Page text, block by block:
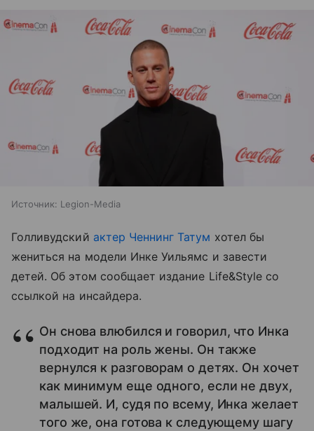
Источник: Legion-Media
Голливудский актер Ченнинг Татум хотел бы
жениться на модели Инке Уильямс и завести
детей. Об этом сообщает издание Life&Style со
ссылкой на инсайдера.
Он снова влюбился и говорил, что Инка
подходит на роль жены. Он также
вернулся к разговорам о детях. Он хочет
как минимум еще одного, если не двух,
малышей. И, судя по всему, Инка желает
того же, она готова к следующему шагу